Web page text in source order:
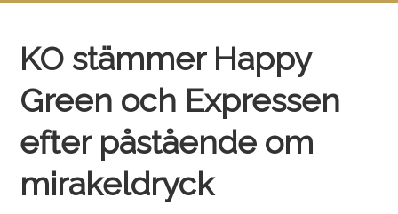
KO stämmer Happy
Green och Expressen
efter påstående om
mirakeldryck